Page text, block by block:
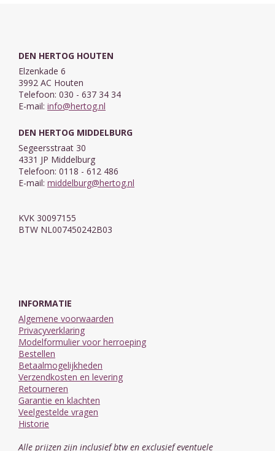
DEN HERTOG HOUTEN
Elzenkade 6
3992 AC Houten
Telefoon: 030 - 637 34 34
E-mail: info@hertog.nl
DEN HERTOG MIDDELBURG
Segeersstraat 30
4331 JP Middelburg
Telefoon: 0118 - 612 486
E-mail: middelburg@hertog.nl
KVK 30097155
BTW NL007450242B03
INFORMATIE
Algemene voorwaarden
Privacyverklaring
Modelformulier voor herroeping
Bestellen
Betaalmogelijkheden
Verzendkosten en levering
Retourneren
Garantie en klachten
Veelgestelde vragen
Historie
Alle prijzen zijn inclusief btw en exclusief eventuele